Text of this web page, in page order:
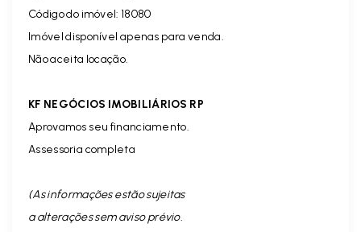
Código do imóvel: 18080
Imóvel disponível apenas para venda.
Não aceita locação.
KF NEGÓCIOS IMOBILIÁRIOS RP
Aprovamos seu financiamento.
Assessoria completa
(As informações estão sujeitas
a alterações sem aviso prévio.